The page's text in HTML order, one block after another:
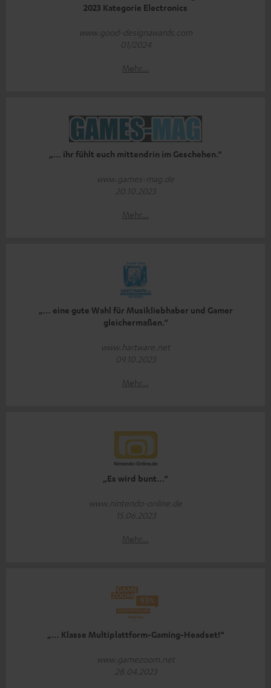
2023 Kategorie Electronics
www.good-designawards.com
01/2024
Mehr...
„… ihr fühlt euch mittendrin im Geschehen.“
www.games-mag.de
20.10.2023
Mehr...
„… eine gute Wahl für Musikliebhaber und Gamer
gleichermaßen.“
www.hartware.net
09.10.2023
Mehr...
„Es wird bunt…“
www.nintendo-online.de
15.06.2023
Mehr...
„… Klasse Multiplattform-Gaming-Headset!“
www.gamezoom.net
28.04.2023